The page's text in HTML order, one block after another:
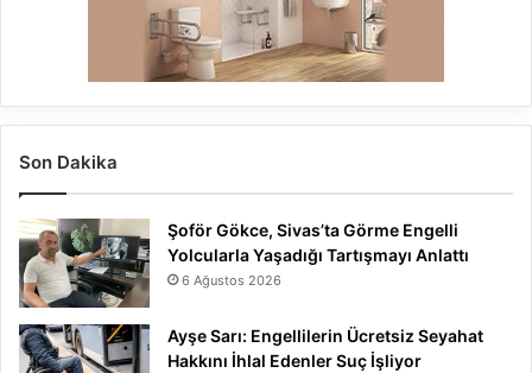
Son Dakika
Şoför Gökce, Sivas’ta Görme Engelli
Yolcularla Yaşadığı Tartışmayı Anlattı
6 Ağustos 2026
Ayşe Sarı: Engellilerin Ücretsiz Seyahat
Hakkını İhlal Edenler Suç İşliyor